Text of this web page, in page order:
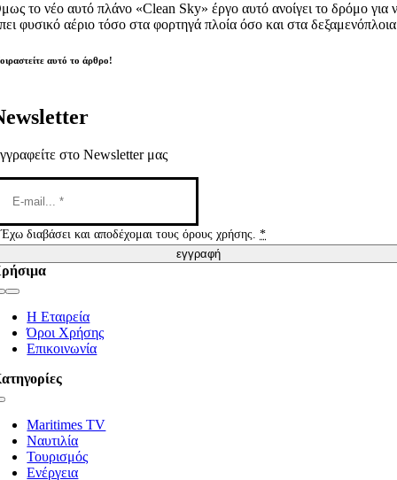
το νέο αυτό πλάνο «Clean Sky» έργο αυτό ανοίγει το δρόμο για
φυσικό αέριο τόσο στα φορτηγά πλοία όσο και στα
αυτό το άρθρο!
στο Newsletter μας
Έχω διαβάσει και αποδέχομαι τους όρους χρήσης.*
εγγραφή
Η Εταιρεία
Όροι Χρήσης
Επικοινωνία
Maritimes TV
Ναυτιλία
Τουρισμός
Ενέργεια